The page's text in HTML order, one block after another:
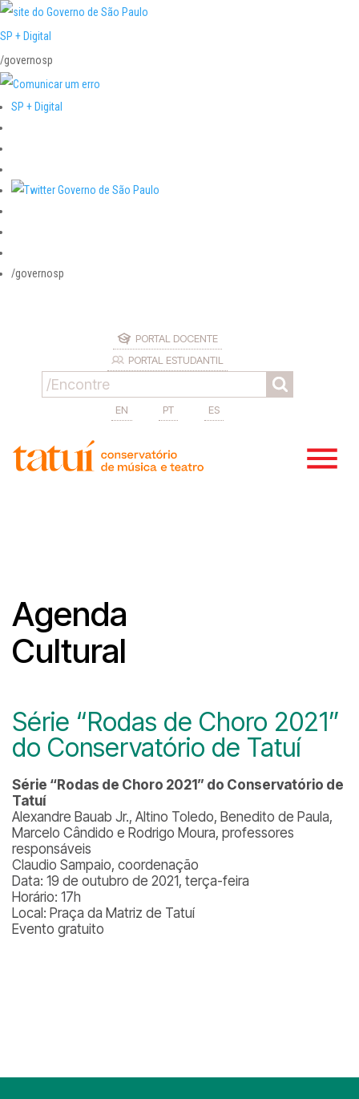
SP + Digital
/governosp
SP + Digital
/governosp
PORTAL DOCENTE
PORTAL ESTUDANTIL
EN PT ES
Agenda
Cultural
Série “Rodas de Choro 2021”
do Conservatório de Tatuí
Série “Rodas de Choro 2021” do Conservatório de
Tatuí
Alexandre Bauab Jr., Altino Toledo, Benedito de Paula,
Marcelo Cândido e Rodrigo Moura, professores
responsáveis
Claudio Sampaio, coordenação
Data: 19 de outubro de 2021, terça-feira
Horário: 17h
Local: Praça da Matriz de Tatuí
Evento gratuito